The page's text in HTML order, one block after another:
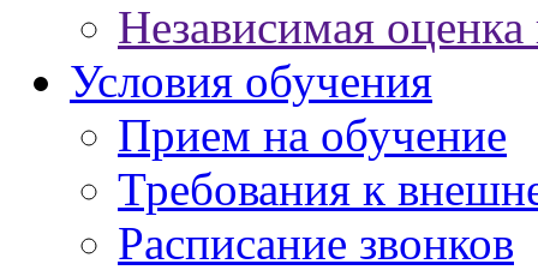
Независимая оценка
Условия обучения
Прием на обучение
Требования к
Расписание звонков